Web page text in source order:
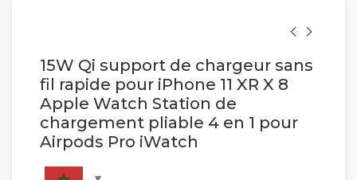
15W Qi support de chargeur sans
fil rapide pour iPhone 11 XR X 8
Apple Watch Station de
chargement pliable 4 en 1 pour
Airpods Pro iWatch